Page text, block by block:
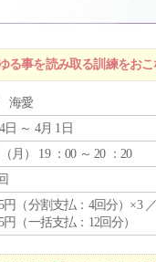
事を読み取る訓練をおこ
海愛
日 ～ 4月 1日
月 ） 19 ：00 ～ 20 ：20
円（分割支払：4回分）×3
円（一括支払：12回分）